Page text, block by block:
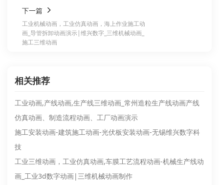
下一篇
工业机械动画，工业仿真动画，海上作业施工动
画_导管拆卸动画演示|维兴数字_三维机械动画_
施工三维动画
相关推荐
工业动画‌,产线动画‌,生产线三维动画‌_常州造粒生产线动画产线
仿真动画‌、‌制造流程动画‌、‌工厂动画演示
施工安装动画-建筑施工动画-光伏板安装动画-无锡维兴数字科
技
工业三维动画，工业仿真动画,车膜工艺流程动画-机械生产线动
画_工业3d数字动画|三维机械动画制作